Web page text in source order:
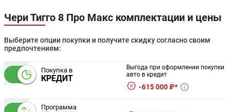
Чери Тигго 8 Про Макс комплектации и цены
Выберите опции покупки и получите скидку согласно своим
предпочтениям:
Покупка в
КРЕДИТ
Выгода при оформлении покупки
авто в кредит
615 000 ₽*
Программа